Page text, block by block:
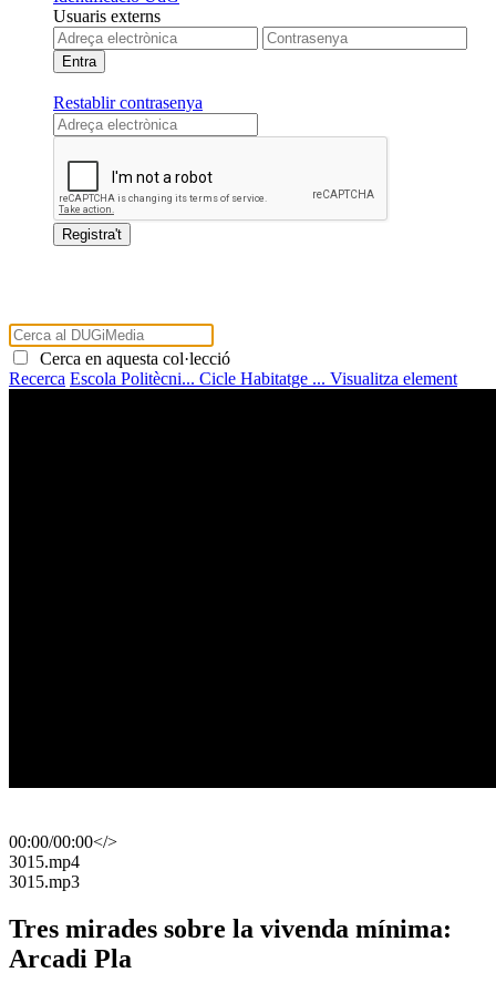
Usuaris externs
Restablir contrasenya
Cerca en aquesta col·lecció
Recerca Escola Politècni... Cicle Habitatge ... Visualitza element
00:00/00:00</>
​3015.mp4
​3015.mp3
Tres mirades sobre la vivenda mínima:
Arcadi Pla